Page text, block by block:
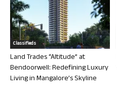
Classifieds
Land Trades “Altitude” at
Bendoorwell: Redefining Luxury
Living in Mangalore’s Skyline